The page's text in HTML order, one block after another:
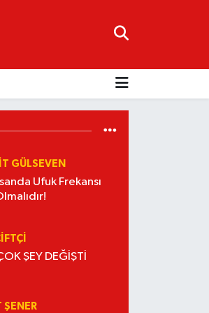
GÜLSEVEN
Ufuk Frekansı
ŞEY DEĞİŞTİ
ŞENER